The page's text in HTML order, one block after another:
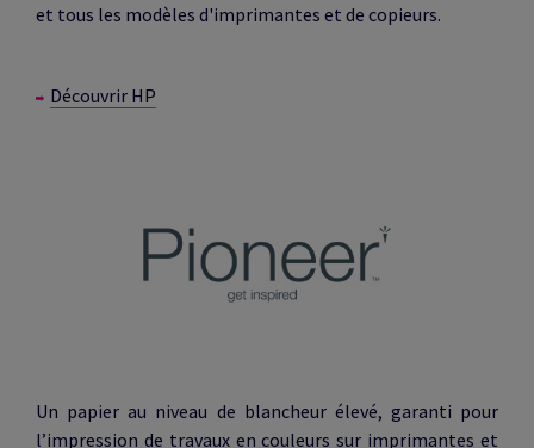
et tous les modèles d'imprimantes et de copieurs.
Découvrir HP
Un papier au niveau de blancheur élevé, garanti pour
l’impression de travaux en couleurs sur imprimantes et